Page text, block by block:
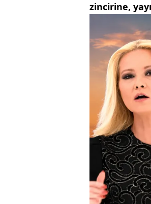
zincirine,